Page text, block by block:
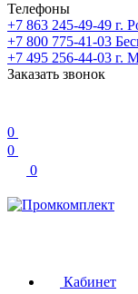
Телефоны
+7 863 245-49-49 г.
+7 800 775-41-03
+7 495 256-44-03 г.
Заказать звонок
0
0
0
Кабинет